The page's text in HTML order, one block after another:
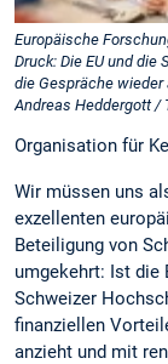
Europäische
Druck: Die EU und die
die Gespräche wieder
Andreas Heddergott /
Organisation für
Wir müssen uns
exzellenten
Beteiligung von
umgekehrt: Ist die
Schweizer
finanziellen
anzieht und mit